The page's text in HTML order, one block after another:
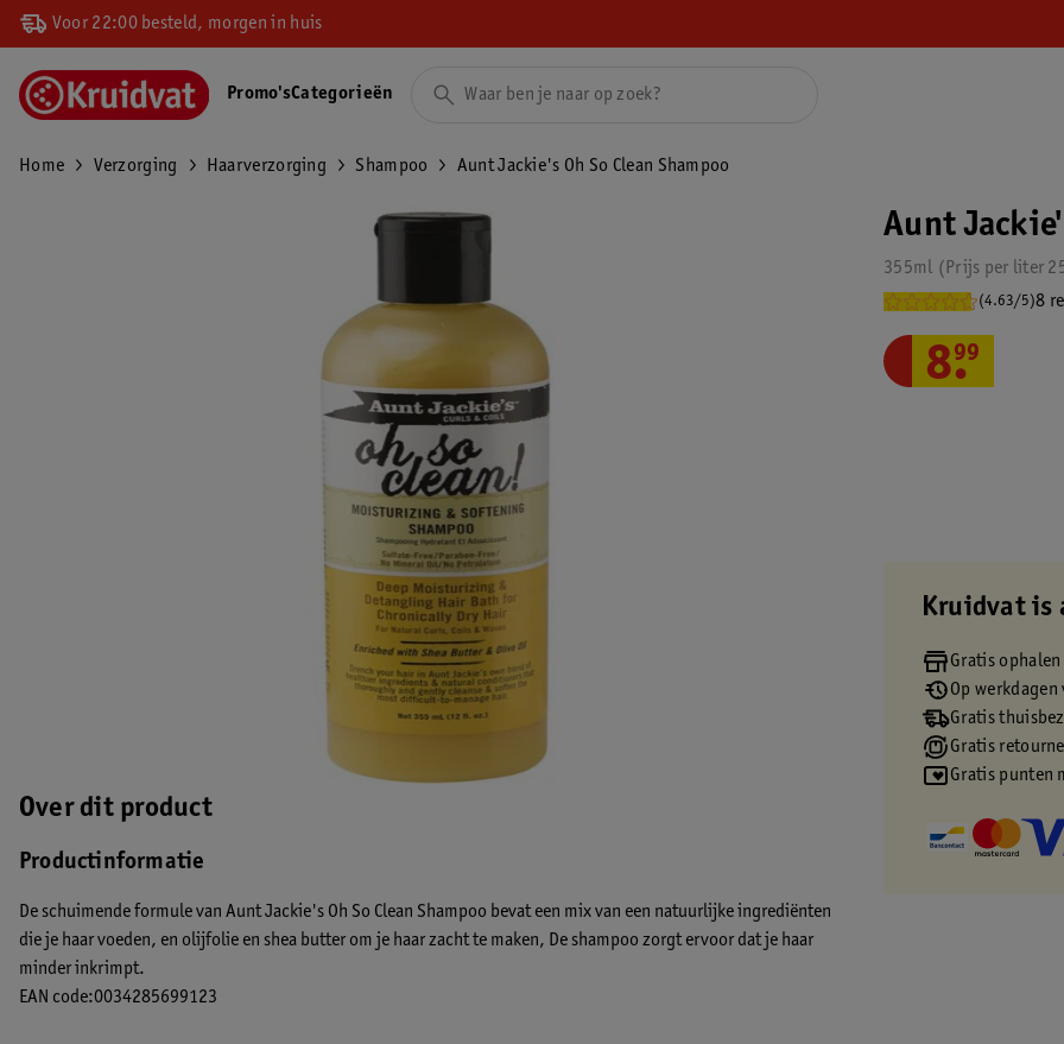
Voor 22:00 besteld, morgen in huis
Promo'sCategorieën
Home Verzorging Haarverzorging Shampoo Aunt Jackie's Oh So Clean Shampoo
Over dit product
Productinformatie
De schuimende formule van Aunt Jackie's Oh So Clean Shampoo bevat een mix van een natuurlijke ingrediënten
die je haar voeden, en olijfolie en shea butter om je haar zacht te maken, De shampoo zorgt ervoor dat je haar
minder inkrimpt.
EAN code:0034285699123
Aunt
355ml Prijs per liter
(4.63/5)8
8.
99
Kruidvat is
Gratis
Op
Gratis
Gratis
Gratis punten